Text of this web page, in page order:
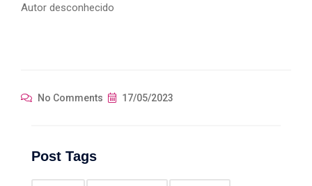
Autor desconhecido
No Comments 17/05/2023
Post Tags